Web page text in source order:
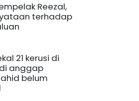
Reezal,
terhadap
21 kerusi di
anggap
belum